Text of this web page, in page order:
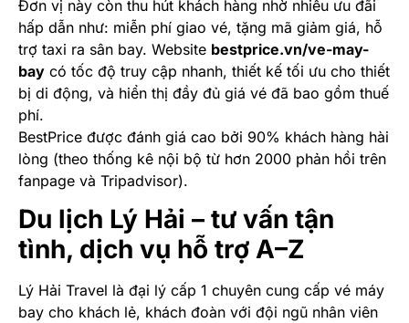
Đơn vị này còn thu hút khách hàng nhờ nhiều ưu đãi
hấp dẫn như: miễn phí giao vé, tặng mã giảm giá, hỗ
trợ taxi ra sân bay. Website bestprice.vn/ve-may-
bay có tốc độ truy cập nhanh, thiết kế tối ưu cho thiết
bị di động, và hiển thị đầy đủ giá vé đã bao gồm thuế
phí.
BestPrice được đánh giá cao bởi 90% khách hàng hài
lòng (theo thống kê nội bộ từ hơn 2000 phản hồi trên
fanpage và Tripadvisor).
Du lịch Lý Hải – tư vấn tận
tình, dịch vụ hỗ trợ A–Z
Lý Hải Travel là đại lý cấp 1 chuyên cung cấp vé máy
bay cho khách lẻ, khách đoàn với đội ngũ nhân viên